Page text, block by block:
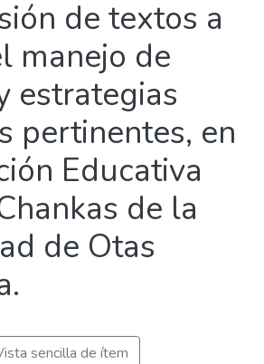
de textos a
manejo de
estrategias
pertinentes, en
Educativa
de la
de Otas
sencilla de ítem